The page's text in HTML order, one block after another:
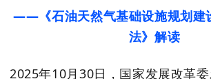
—— 《石油天然气基础设施规划
法》 解读
2025年10月 30日，国家发展改革